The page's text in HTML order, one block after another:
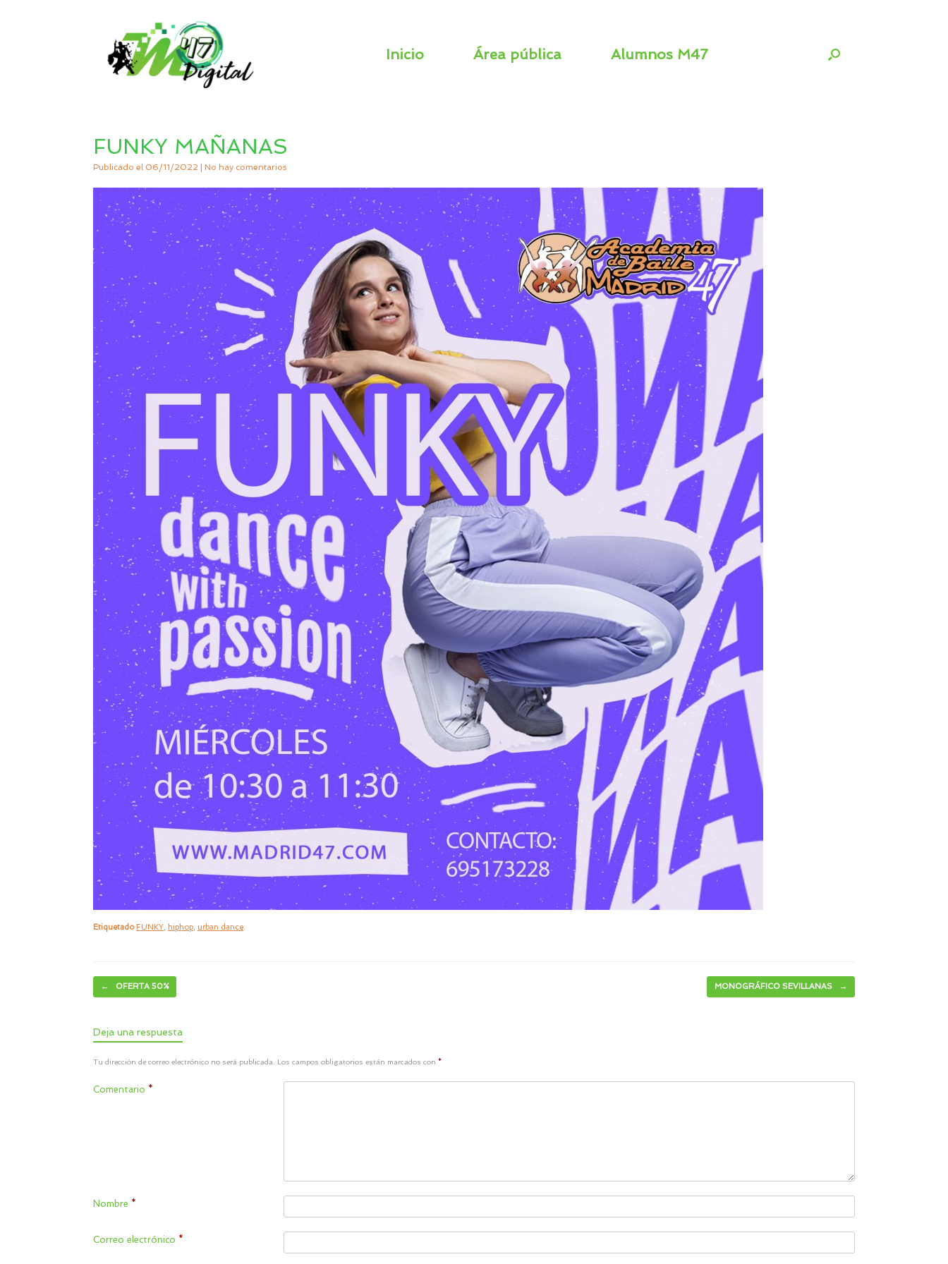
Inicio Área pública Alumnos M47
FUNKY MAÑANAS
Publicado el 06/11/2022 No hay comentarios
Etiquetado FUNKY hiphop urban dance
Navegador de artículos
← OFERTA 50% MONOGRÁFICO SEVILLANAS →
Deja una respuesta
Tu dirección de correo electrónico no será publicada. Los campos obligatorios están marcados con *
Comentario *
Nombre *
Correo electrónico *